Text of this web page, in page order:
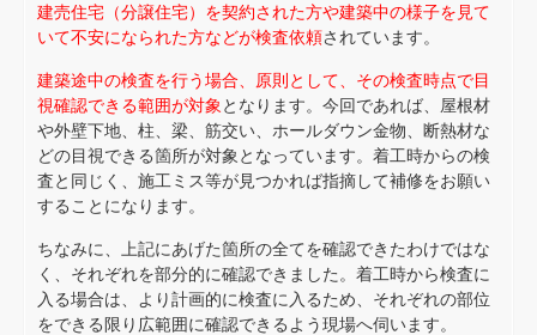
建売住宅（分譲住宅）を契約された方や建築中の様子を見て
いて不安になられた方などが検査依頼されています。
建築途中の検査を行う場合、原則として、その検査時点で目
視確認できる範囲が対象 となります。今回であれば、屋根材
や外壁下地、柱、梁、筋交い、ホールダウン金物、断熱材な
どの目視できる箇所が対象となっています。着工時からの検
査と同じく、施工ミス等が見つかれば指摘して補修をお願い
することになります。
ちなみに、上記にあげた箇所の全てを確認できたわけではな
く、それぞれを部分的に確認できました。着工時から検査に
入る場合は、より計画的に検査に入るため、それぞれの部位
をできる限り広範囲に確認できるよう現場へ伺います。